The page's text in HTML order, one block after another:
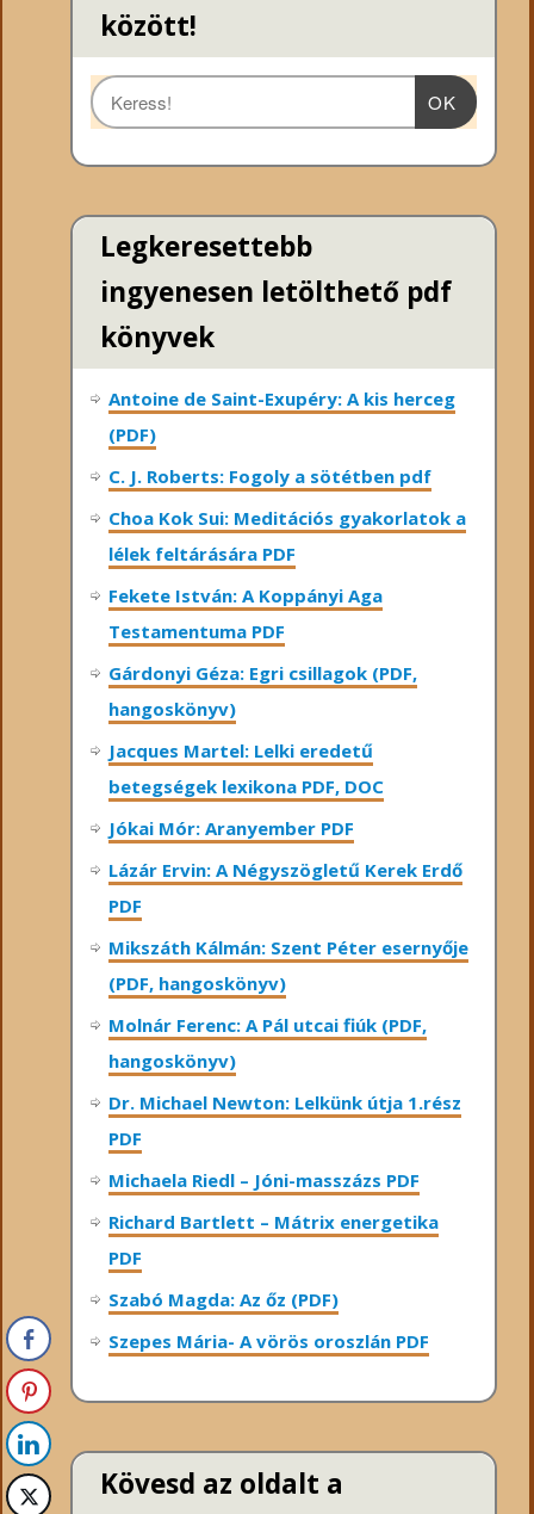
között!
OK
Legkeresettebb
ingyenesen letölthető pdf
könyvek
Antoine de Saint-Exupéry: A kis herceg
(PDF)
C. J. Roberts: Fogoly a sötétben pdf
Choa Kok Sui: Meditációs gyakorlatok a
lélek feltárására PDF
Fekete István: A Koppányi Aga
Testamentuma PDF
Gárdonyi Géza: Egri csillagok (PDF,
hangoskönyv)
Jacques Martel: Lelki eredetű
betegségek lexikona PDF, DOC
Jókai Mór: Aranyember PDF
Lázár Ervin: A Négyszögletű Kerek Erdő
PDF
Mikszáth Kálmán: Szent Péter esernyője
(PDF, hangoskönyv)
Molnár Ferenc: A Pál utcai fiúk (PDF,
hangoskönyv)
Dr. Michael Newton: Lelkünk útja 1.rész
PDF
Michaela Riedl – Jóni-masszázs PDF
Richard Bartlett – Mátrix energetika
PDF
Szabó Magda: Az őz (PDF)
Szepes Mária- A vörös oroszlán PDF
Kövesd az oldalt a